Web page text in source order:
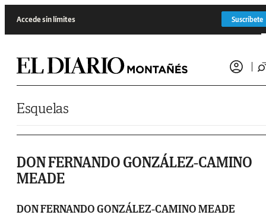
Accede sin límites Suscríbete
Esquelas
DON FERNANDO GONZÁLEZ-CAMINO
MEADE
DON FERNANDO GONZÁLEZ-CAMINO MEADE